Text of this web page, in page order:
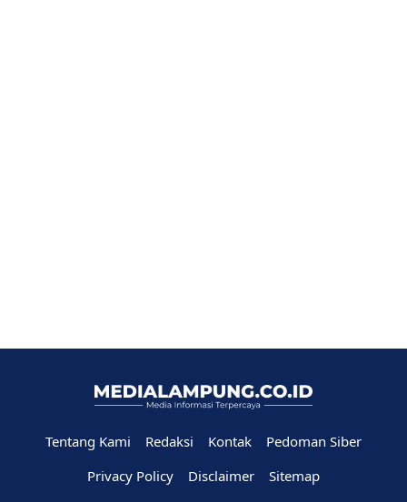
Tentang Kami Redaksi Kontak
Pedoman Siber
Privacy Policy
Disclaimer Sitemap